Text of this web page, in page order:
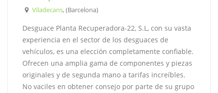
Viladecans, (Barcelona)
Desguace Planta Recuperadora-22, S.L, con su vasta
experiencia en el sector de los desguaces de
vehículos, es una elección completamente confiable.
Ofrecen una amplia gama de componentes y piezas
originales y de segunda mano a tarifas increíbles.
No vaciles en obtener consejo por parte de su grupo